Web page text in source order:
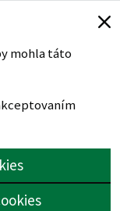
mohla táto